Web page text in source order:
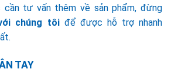
cần tư vấn thêm về sản phẩm, đừng
chúng tôiđể được hỗ trợ nhanh
TAY